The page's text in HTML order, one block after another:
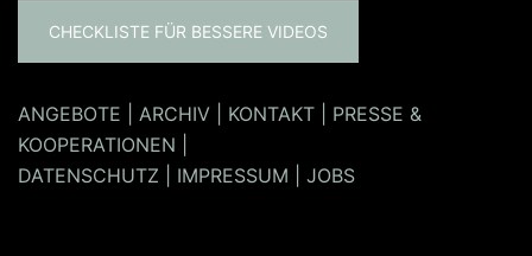
CHECKLISTE FÜR BESSERE VIDEOS
ANGEBOTE ARCHIV KONTAKT
PRESSE &
KOOPERATIONEN
DATENSCHUTZ
IMPRESSUM JOBS